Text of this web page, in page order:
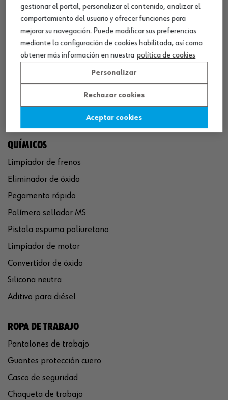
¡SÍGUENOS!
QUÍMICOS
Limpiador de frenos
Eliminador de óxido
Pegamento rápido
Polímero sellador MS
Pistola espuma poliuretano
Limpiador de motor
Convertidor de óxido
Silicona neutra
Aditivo para diésel
ROPA DE TRABAJO
Pantalones de trabajo
Guantes protección cuero
Casco de seguridad
Chaqueta de trabajo
gestionar el portal, personalizar el contenido, analizar el
comportamiento del usuario y ofrecer funciones para
mejorar su navegación. Puede modificar sus preferencias
mediante la configuración de cookies habilitada, así como
obtener más información en nuestra política de cookies
Personalizar
Rechazar cookies
Aceptar cookies